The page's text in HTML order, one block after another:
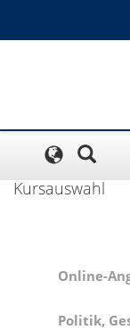
Kursauswahl
Online-
Politik,